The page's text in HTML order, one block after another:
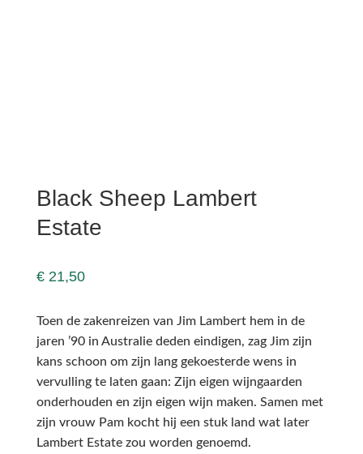
Black Sheep Lambert
Estate
€21,50
Toen de zakenreizen van Jim Lambert hem in de
jaren ’90 in Australie deden eindigen, zag Jim zijn
kans schoon om zijn lang gekoesterde wens in
vervulling te laten gaan: Zijn eigen wijngaarden
onderhouden en zijn eigen wijn maken. Samen met
zijn vrouw Pam kocht hij een stuk land wat later
Lambert Estate zou worden genoemd.